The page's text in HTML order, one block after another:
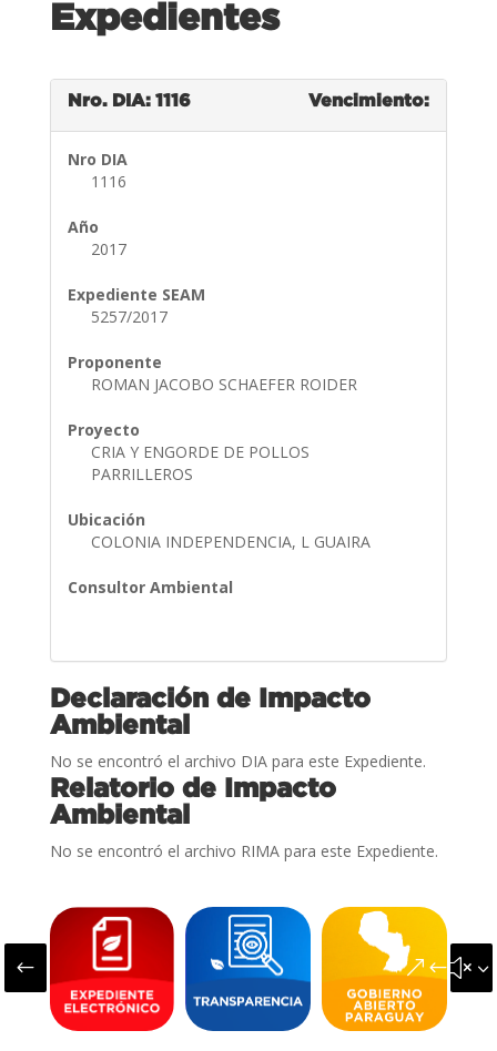
Expedientes
Nro. DIA: 1116 Vencimiento:
Nro DIA
1116
Año
2017
Expediente SEAM
5257/2017
Proponente
ROMAN JACOBO SCHAEFER ROIDER
Proyecto
CRIA Y ENGORDE DE POLLOS
PARRILLEROS
Ubicación
COLONIA INDEPENDENCIA, L GUAIRA
Consultor Ambiental
Declaración de Impacto
Ambiental
No se encontró el archivo DIA para este Expediente.
Relatorio de Impacto
Ambiental
No se encontró el archivo RIMA para este Expediente.
#